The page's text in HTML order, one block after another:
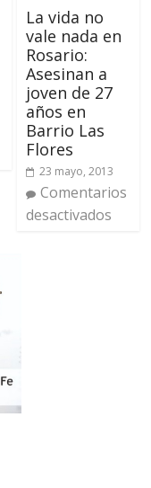
La vida no
vale nada en
Rosario:
Asesinan a
joven de 27
años en
Barrio Las
Flores
23 mayo, 2013
Comentarios
desactivados